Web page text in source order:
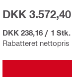
Rabatteret nettopris
DKK 3.572,40
DKK 238,16 / 1 Stk.